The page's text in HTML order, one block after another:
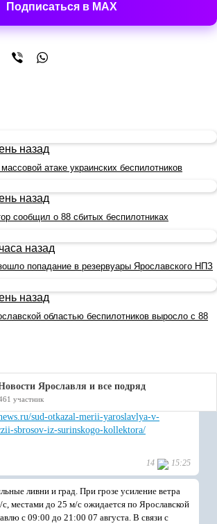
Подписаться в MAX
назад
атаке украинских беспилотников
назад
сообщил о 88 сбитых беспилотниках
назад
попадание в резервуары Ярославского НПЗ
назад
областью беспилотников выросло с 88